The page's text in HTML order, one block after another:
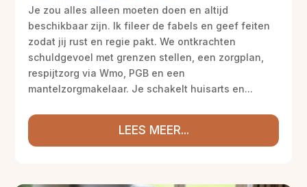
Je zou alles alleen moeten doen en altijd
beschikbaar zijn. Ik fileer de fabels en geef feiten
zodat jij rust en regie pakt. We ontkrachten
schuldgevoel met grenzen stellen, een zorgplan,
respijtzorg via Wmo, PGB en een
mantelzorgmakelaar. Je schakelt huisarts en...
LEES MEER...